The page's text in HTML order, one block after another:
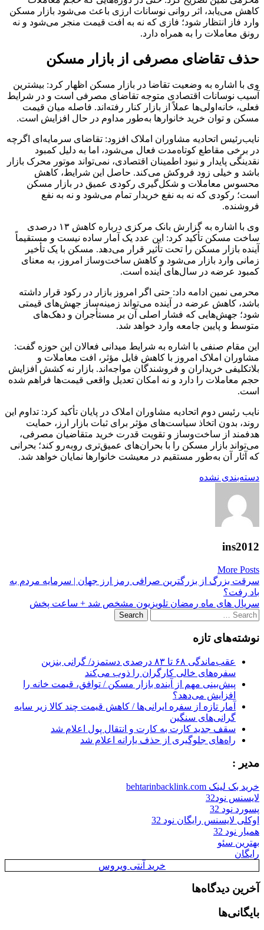
کاهش می‌یابد، اثر روانی نوسانات ارزی باعث می‌شود بازار مسکن
وارد فاز انتظار شود؛ فازی که نه به افت قیمت منجر می‌شود و نه
رونق معاملات را به همراه دارد.
حذف تقاضای مصرفی از بازار مسکن
وی با اشاره به وضعیت تقاضا در بازار مسکن اظهار کرد: بیشترین
آسیب نوسانات اقتصادی متوجه تقاضای مصرفی است و در شرایط
فعلی، خانه‌اولی‌ها عملاً از بازار کنار رفته‌اند. فاصله میان قیمت
مسکن و توان خرید خانوارها به‌طور مداوم در حال افزایش است.
نایب‌رئیس اتحادیه مشاوران املاک افزود: تقاضای سرمایه‌ای اگرچه
در برخی مقاطع کوتاه‌مدت فعال می‌شود، اما به دلیل کمبود
نقدینگی پایدار و نبود اطمینان اقتصادی، نمی‌تواند موتور محرک بازار
باشد و خیلی زود فروکش می‌کند. حاصل این شرایط، کاهش
محسوس معاملات و شکل‌گیری رکودی عمیق در بازار مسکن
است؛ رکودی که نه به نفع خریدار تمام می‌شود و نه به نفع
فروشنده.
وی با اشاره به گزارش بانک مرکزی درباره کاهش ۱۳ درصدی
ساخت مسکن تأکید کرد: این عدد یک آمار ساده نیست و مستقیماً
آینده بازار مسکن را تحت تأثیر قرار می‌دهد. مسکن با یک تأخیر
زمانی وارد بازار می‌شود و کاهش ساخت‌وساز امروز، به معنای
کمبود عرضه در سال‌های آینده است.
محرمی نمین ادامه داد: حتی اگر امروز بازار در رکود قرار داشته
باشد، کاهش عرضه در آینده می‌تواند زمینه‌ساز جهش‌های قیمتی
شود؛ جهش‌هایی که فشار اصلی آن بر مستأجران و دهک‌های
متوسط و پایین جامعه وارد خواهد شد.
این مقام صنفی با اشاره به شرایط میدانی فعالان این حوزه گفت:
مشاوران املاک امروز با کاهش فایل مؤثر، افت معاملات و
بلاتکلیفی خریداران و فروشندگان مواجه‌اند. بازار نه کشش افزایش
حجم معاملات را دارد و نه امکان تعدیل واقعی قیمت‌ها فراهم شده
است.
نایب رئیس دوم اتحادیه مشاوران املاک در پایان تأکید کرد: تداوم این
روند، بدون اتخاذ سیاست‌های مؤثر برای ثبات بازار ارز، حمایت
هدفمند از ساخت‌وساز و تقویت قدرت خرید متقاضیان مصرفی،
می‌تواند بازار مسکن را با بحران‌های عمیق‌تری روبه‌رو کند؛ بحرانی
که آثار آن به‌طور مستقیم در معیشت خانوارها نمایان خواهد شد.
دسته‌بندی نشده
ins2012
More Posts
Post
navigation
سرقت بزرگ از بزرگترین صرافی رمز ارز جهان | سرمایه مردم به
باد رفت؟
سریال‌ های ماه رمضان تلویزیون مشخص شد + ساعت پخش
Search
for:
نوشته‌های تازه
عقب‌ماندگی ۶۸ تا ۸۳ درصدی دستمزد/ گرانی بنزین
سفره‌های خالی کارگران را ذوب می‌کند
پیش‌بینی مهم از آینده بازار مسکن / توافق، قیمت خانه را
افزایش می‌دهد؟
آمار تازه از سفره ایرانی‌ها / کاهش قیمت چند کالا زیر سایه
گرانی‌های سنگین
سقف جدید کارت به کارت و انتقال پول اعلام شد
راه‌های جلوگیری از حذف یارانه اعلام شد
مدیر :
خرید بک لینک behtarinbacklink.com
لایسنس نود32
پسورد نود 32
اوکلی لایسنس رایگان نود 32
همیار نود 32
بهترین سئو
رایگان
خرید آنتی ویروس
آخرین دیدگاه‌ها
بایگانی‌ها